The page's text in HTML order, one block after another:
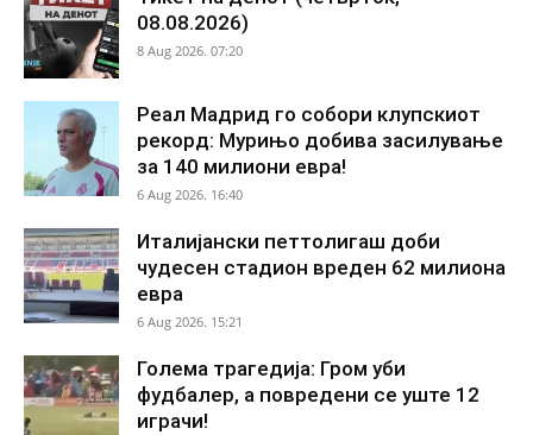
08.08.2026)
8 Aug 2026. 07:20
Реал Мадрид го собори клупскиот
рекорд: Мурињо добива засилување
за 140 милиони евра!
6 Aug 2026. 16:40
Италијански петтолигаш доби
чудесен стадион вреден 62 милиона
евра
6 Aug 2026. 15:21
Голема трагедија: Гром уби
фудбалер, а повредени се уште 12
играчи!